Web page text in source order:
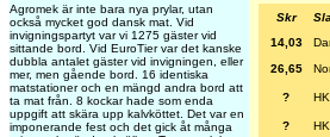
Agromek är inte bara nya prylar, utan
också mycket god dansk mat. Vid
invigningspartyt var vi 1275 gäster vid
sittande bord. Vid EuroTier var det kanske
dubbla antalet gäster vid invigningen, eller
mer, men gående bord. 16 identiska
matstationer och en mängd andra bord att
ta mat från. 8 kockar hade som enda
uppgift att skära upp kalvköttet. Det var en
imponerande fest och det gick åt många
Skr
14,03
26,65
?
?